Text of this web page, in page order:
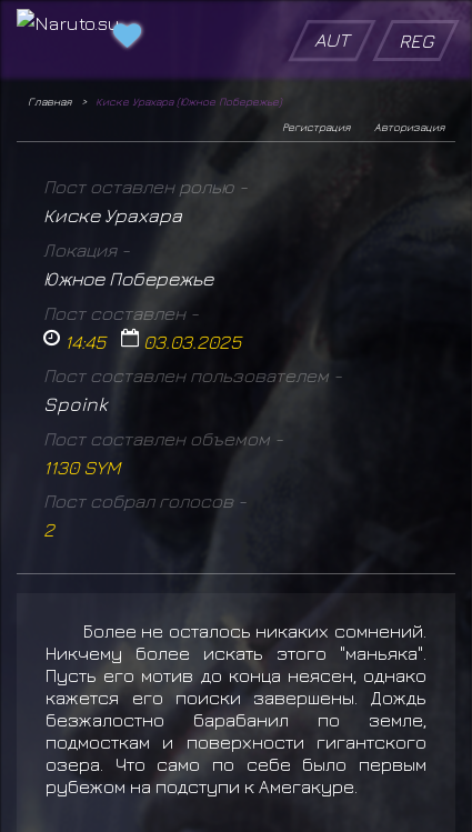
AUT REG
Главная
Киске Урахара (Южное Побережье)
Авторизация
Регистрация
Пост оставлен ролью -
Киске Урахара
Локация -
Южное Побережье
Пост составлен -
14:45 03.03.2025
Пост составлен пользователем -
Spoink
Пост составлен объемом -
1130 SYM
Пост собрал голосов -
2
Более не осталось никаких сомнений.
Никчему более искать этого "маньяка".
Пусть его мотив до конца неясен, однако
кажется его поиски завершены. Дождь
безжалостно барабанил по земле,
подмосткам и поверхности гигантского
озера. Что само по себе было первым
рубежом на подступи к Амегакуре.